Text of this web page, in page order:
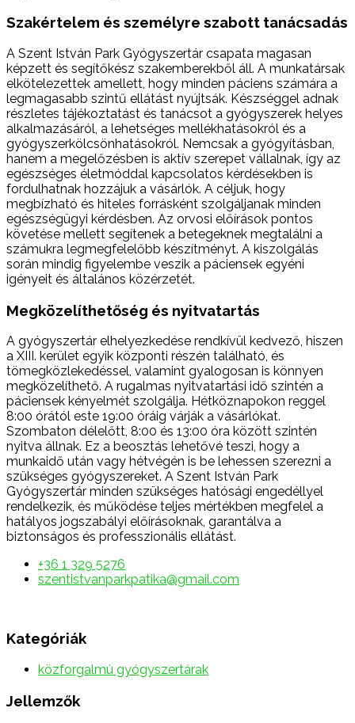
Szakértelem és személyre szabott tanácsadás
A Szent István Park Gyógyszertár csapata magasan
képzett és segítőkész szakemberekből áll. A munkatársak
elkötelezettek amellett, hogy minden páciens számára a
legmagasabb szintű ellátást nyújtsák. Készséggel adnak
részletes tájékoztatást és tanácsot a gyógyszerek helyes
alkalmazásáról, a lehetséges mellékhatásokról és a
gyógyszerkölcsönhatásokról. Nemcsak a gyógyításban,
hanem a megelőzésben is aktív szerepet vállalnak, így az
egészséges életmóddal kapcsolatos kérdésekben is
fordulhatnak hozzájuk a vásárlók. A céljuk, hogy
megbízható és hiteles forrásként szolgáljanak minden
egészségügyi kérdésben. Az orvosi előírások pontos
követése mellett segítenek a betegeknek megtalálni a
számukra legmegfelelőbb készítményt. A kiszolgálás
során mindig figyelembe veszik a páciensek egyéni
igényeit és általános közérzetét.
Megközelíthetőség és nyitvatartás
A gyógyszertár elhelyezkedése rendkívül kedvező, hiszen
a XIII. kerület egyik központi részén található, és
tömegközlekedéssel, valamint gyalogosan is könnyen
megközelíthető. A rugalmas nyitvatartási idő szintén a
páciensek kényelmét szolgálja. Hétköznapokon reggel
8:00 órától este 19:00 óráig várják a vásárlókat.
Szombaton délelőtt, 8:00 és 13:00 óra között szintén
nyitva állnak. Ez a beosztás lehetővé teszi, hogy a
munkaidő után vagy hétvégén is be lehessen szerezni a
szükséges gyógyszereket. A Szent István Park
Gyógyszertár minden szükséges hatósági engedéllyel
rendelkezik, és működése teljes mértékben megfelel a
hatályos jogszabályi előírásoknak, garantálva a
biztonságos és professzionális ellátást.
+36 1 329 5276
szentistvanparkpatika@gmail.com
Kategóriák
közforgalmú gyógyszertárak
Jellemzők